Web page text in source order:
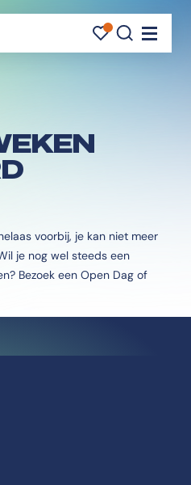
voorbij, je kan niet meer
je nog wel steeds een
Bezoek een Open Dag of